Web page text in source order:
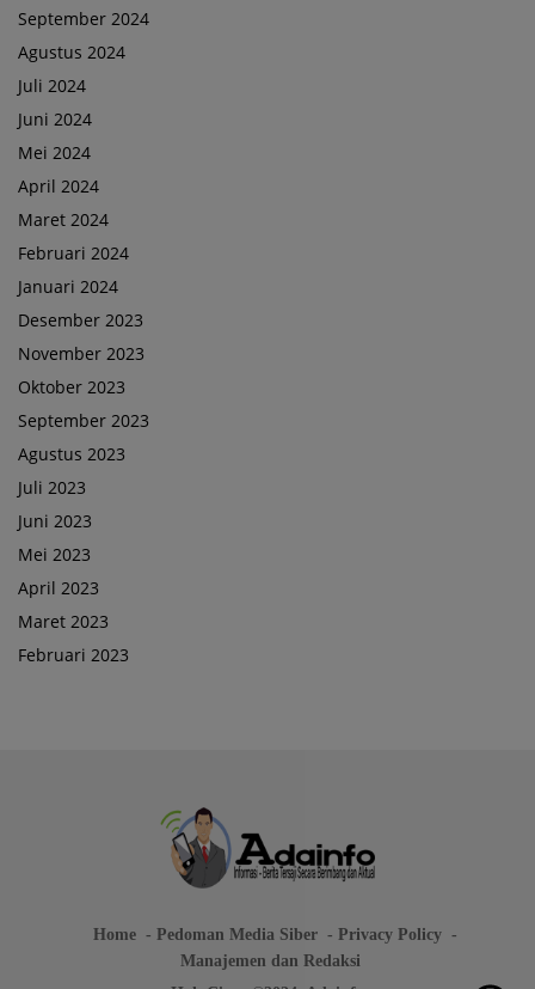
September 2024
Agustus 2024
Juli 2024
Juni 2024
Mei 2024
April 2024
Maret 2024
Februari 2024
Januari 2024
Desember 2023
November 2023
Oktober 2023
September 2023
Agustus 2023
Juli 2023
Juni 2023
Mei 2023
April 2023
Maret 2023
Februari 2023
Home Pedoman Media Siber
Privacy Policy
Manajemen dan Redaksi